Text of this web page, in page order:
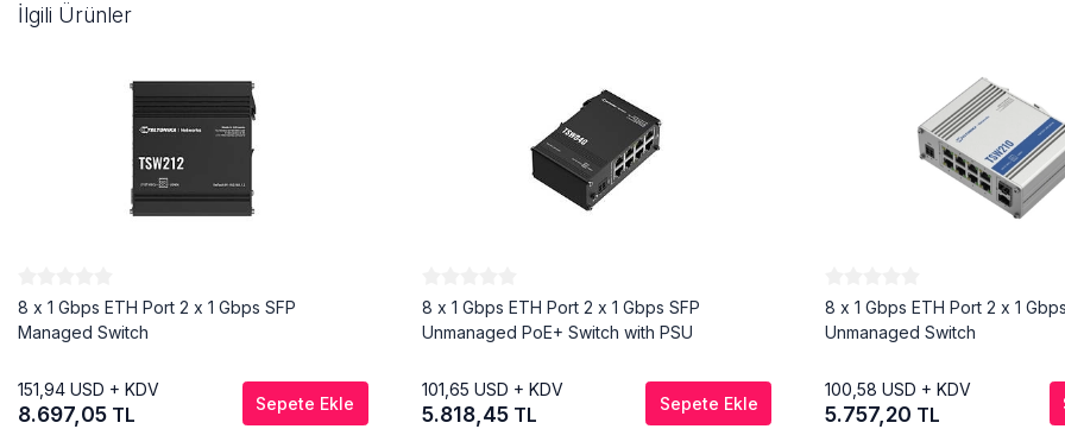
İlgili Ürünler
8 x 1 Gbps ETH Port 2 x 1 Gbps SFP
Managed Switch
151,94 USD + KDV
8.697,05 TL Sepete Ekle
8 x 1 Gbps ETH Port 2 x 1 Gbps SFP
Unmanaged PoE+ Switch with PSU
101,65 USD + KDV
5.818,45 TL Sepete Ekle
8 x 1 Gbps ETH Port 2 x 1
Unmanaged Switch
100,58 USD + KDV
5.757,20 TL